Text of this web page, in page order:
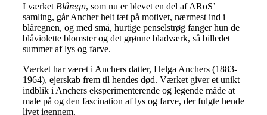
I værket Blåregn, som nu er blevet en del af ARoS’
samling, går Ancher helt tæt på motivet, nærmest ind i
blåregnen, og med små, hurtige penselstrøg fanger hun de
blåviolette blomster og det grønne bladværk, så billedet
summer af lys og farve.
Værket har været i Anchers datter, Helga Anchers (1883-
1964), ejerskab frem til hendes død. Værket giver et unikt
indblik i Anchers eksperimenterende og legende måde at
male på og den fascination af lys og farve, der fulgte hende
livet igennem.